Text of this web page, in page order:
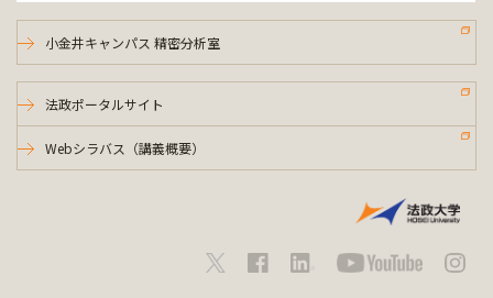
小金井キャンパス 精密分析室
法政ポータルサイト
Webシラバス（講義概要）